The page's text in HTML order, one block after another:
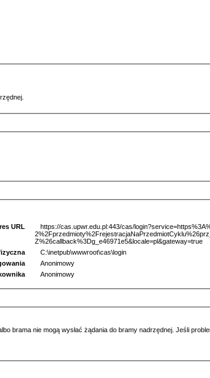
URL
https://cas.upwr.edu.pl:443/cas/
Z%26callback%3Dg_e46971e5&locale=pl&gateway=true
C:\inetpub\wwwroot\cas\login
Anonimowy
Anonimowy
brama nie mogą wysłać żądania do bramy nadrzędnej. Jeśli